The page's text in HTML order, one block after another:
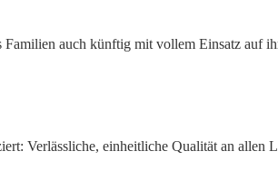
Familien auch künftig mit vollem Einsatz auf
Verlässliche, einheitliche Qualität an allen